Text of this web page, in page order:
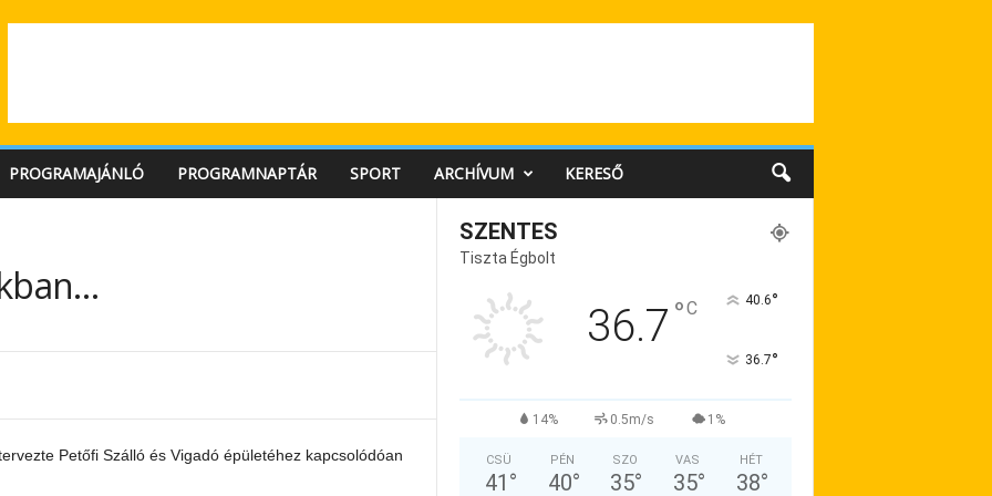
PROGRAMAJÁNLÓ PROGRAMNAPTÁR SPORT ARCHÍVUM KERESŐ
Petőfi Szálló és Vigadó épületéhez kapcsolódóan
SZENTES
Tiszta Égbolt
36.7 °C 40.6°
36.7°
14% 0.5m/s 1%
CSÜ
41 °
PÉN
40°
SZO
35°
VAS
35°
HÉT
38°